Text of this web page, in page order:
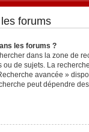
forums
les forums ?
dans la zone de
ou de sujets. La
avancée »
peut dépendre